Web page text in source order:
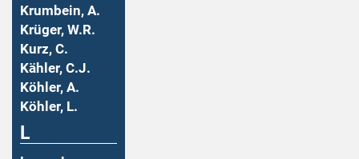
Krumbein, A.
Krüger, W.R.
Kurz, C.
Kähler, C.J.
Köhler, A.
Köhler, L.
L